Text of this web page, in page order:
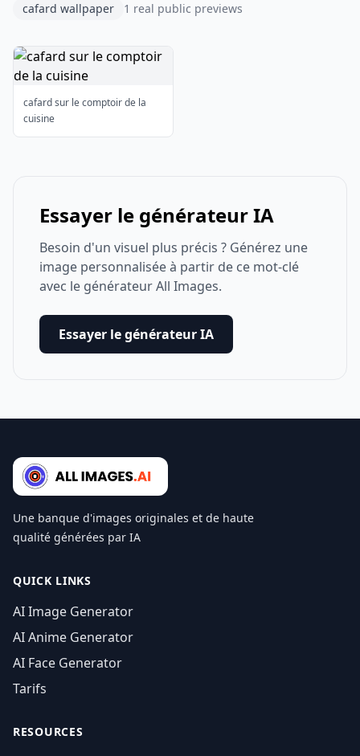
cafard wallpaper
1 real public previews
cafard sur le comptoir de la
cuisine
Essayer le générateur IA
Besoin d'un visuel plus précis ? Générez une
image personnalisée à partir de ce mot-clé
avec le générateur All Images.
Essayer le générateur IA
Une banque d'images originales et de haute
qualité générées par IA
QUICK LINKS
AI Image Generator
AI Anime Generator
AI Face Generator
Tarifs
RESOURCES